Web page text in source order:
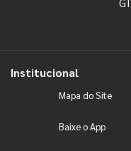
Institucional
Mapa do Site
Baixe o App